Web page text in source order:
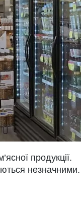
продукції.
незначними.